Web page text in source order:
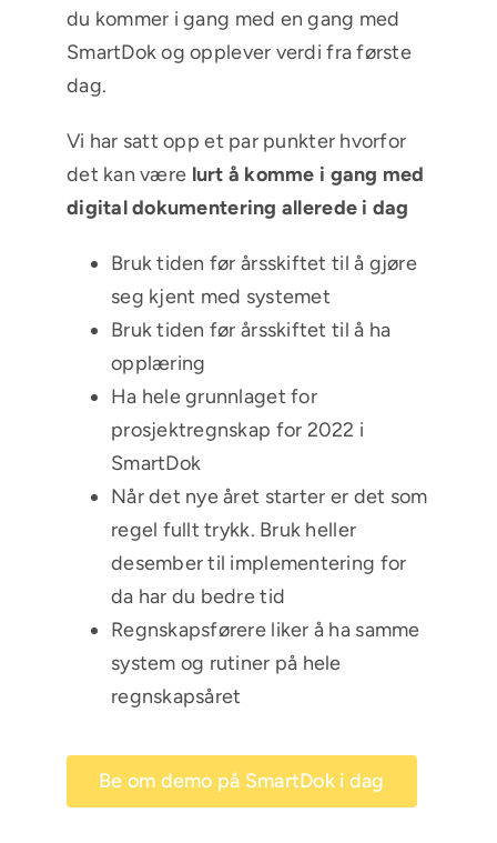
du kommer i gang med en gang med
SmartDok og opplever verdi fra første
dag.
Vi har satt opp et par punkter hvorfor
det kan være lurt å komme i gang med
digital dokumentering allerede i dag
Bruk tiden før årsskiftet til å gjøre
seg kjent med systemet
Bruk tiden før årsskiftet til å ha
opplæring
Ha hele grunnlaget for
prosjektregnskap for 2022 i
SmartDok
Når det nye året starter er det som
regel fullt trykk. Bruk heller
desember til implementering for
da har du bedre tid
Regnskapsførere liker å ha samme
system og rutiner på hele
regnskapsåret
Be om demo på SmartDok i dag